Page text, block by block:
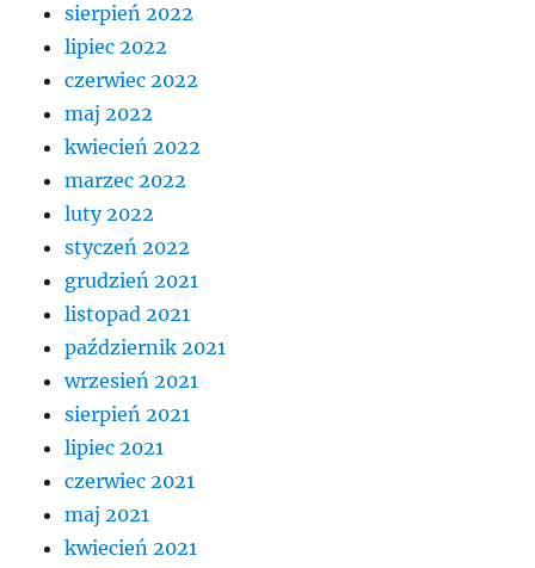
sierpień 2022
lipiec 2022
czerwiec 2022
maj 2022
kwiecień 2022
marzec 2022
luty 2022
styczeń 2022
grudzień 2021
listopad 2021
październik 2021
wrzesień 2021
sierpień 2021
lipiec 2021
czerwiec 2021
maj 2021
kwiecień 2021